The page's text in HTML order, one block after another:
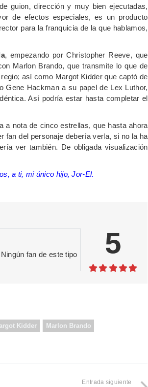
guion, dirección y muy bien ejecutadas,
de efectos especiales, es un producto
para la franquicia de la que hablamos,
, empezando por Christopher Reeve, que
Marlon Brando, que transmite lo que de
así como Margot Kidder que captó de
Gene Hackman a su papel de Lex Luthor,
Así podría estar hasta completar el
a nota de cinco estrellas, que hasta ahora
fan del personaje debería verla, si no la ha
ver también. De obligada visualización
a ti, mi único hijo, Jor-El.
fan de este tipo
5
Kidder Marlon Brando
Entrada siguiente